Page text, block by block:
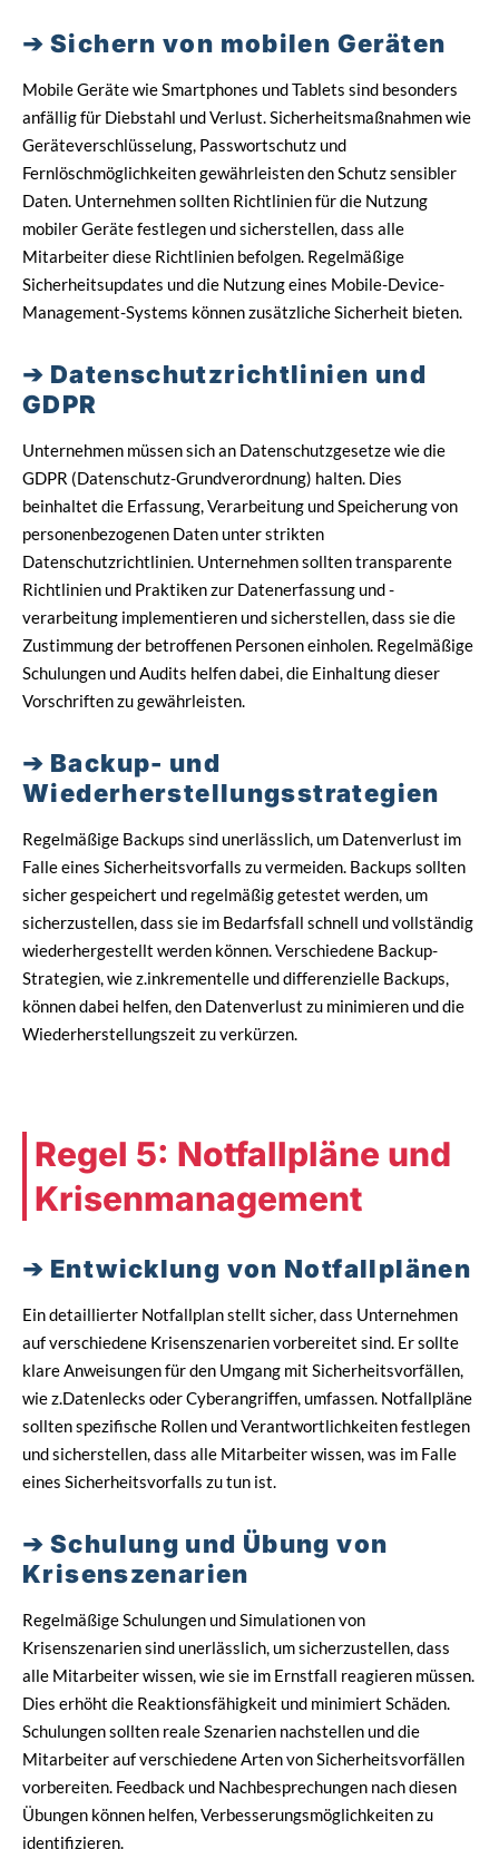
Sichern von mobilen Geräten
Mobile Geräte wie Smartphones und Tablets sind besonders
anfällig für Diebstahl und Verlust. Sicherheitsmaßnahmen wie
Geräteverschlüsselung, Passwortschutz und
Fernlöschmöglichkeiten gewährleisten den Schutz sensibler
Daten. Unternehmen sollten Richtlinien für die Nutzung
mobiler Geräte festlegen und sicherstellen, dass alle
Mitarbeiter diese Richtlinien befolgen. Regelmäßige
Sicherheitsupdates und die Nutzung eines Mobile-Device-
Management-Systems können zusätzliche Sicherheit bieten.
Datenschutzrichtlinien und
GDPR
Unternehmen müssen sich an Datenschutzgesetze wie die
GDPR (Datenschutz-Grundverordnung) halten. Dies
beinhaltet die Erfassung, Verarbeitung und Speicherung von
personenbezogenen Daten unter strikten
Datenschutzrichtlinien. Unternehmen sollten transparente
Richtlinien und Praktiken zur Datenerfassung und -
verarbeitung implementieren und sicherstellen, dass sie die
Zustimmung der betroffenen Personen einholen. Regelmäßige
Schulungen und Audits helfen dabei, die Einhaltung dieser
Vorschriften zu gewährleisten.
Backup- und
Wiederherstellungsstrategien
Regelmäßige Backups sind unerlässlich, um Datenverlust im
Falle eines Sicherheitsvorfalls zu vermeiden. Backups sollten
sicher gespeichert und regelmäßig getestet werden, um
sicherzustellen, dass sie im Bedarfsfall schnell und vollständig
wiederhergestellt werden können. Verschiedene Backup-
Strategien, wie z.inkrementelle und differenzielle Backups,
können dabei helfen, den Datenverlust zu minimieren und die
Wiederherstellungszeit zu verkürzen.
Regel 5: Notfallpläne und
Krisenmanagement
Entwicklung von Notfallplänen
Ein detaillierter Notfallplan stellt sicher, dass Unternehmen
auf verschiedene Krisenszenarien vorbereitet sind. Er sollte
klare Anweisungen für den Umgang mit Sicherheitsvorfällen,
wie z.Datenlecks oder Cyberangriffen, umfassen. Notfallpläne
sollten spezifische Rollen und Verantwortlichkeiten festlegen
und sicherstellen, dass alle Mitarbeiter wissen, was im Falle
eines Sicherheitsvorfalls zu tun ist.
Schulung und Übung von
Krisenszenarien
Regelmäßige Schulungen und Simulationen von
Krisenszenarien sind unerlässlich, um sicherzustellen, dass
alle Mitarbeiter wissen, wie sie im Ernstfall reagieren müssen.
Dies erhöht die Reaktionsfähigkeit und minimiert Schäden.
Schulungen sollten reale Szenarien nachstellen und die
Mitarbeiter auf verschiedene Arten von Sicherheitsvorfällen
vorbereiten. Feedback und Nachbesprechungen nach diesen
Übungen können helfen, Verbesserungsmöglichkeiten zu
identifizieren.